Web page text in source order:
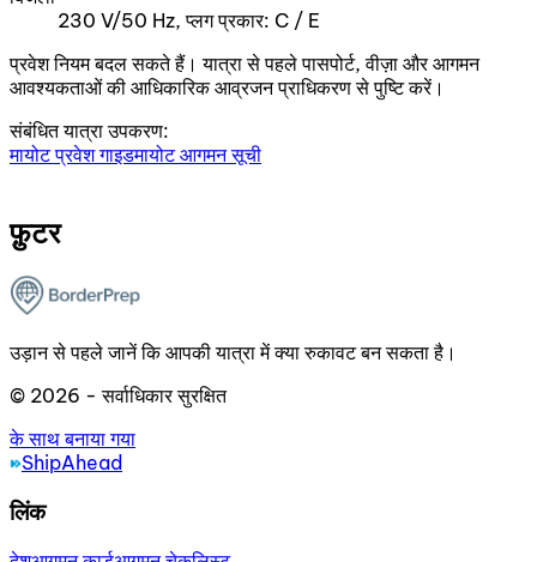
230 V/50 Hz, प्लग प्रकार: C / E
प्रवेश नियम बदल सकते हैं। यात्रा से पहले पासपोर्ट, वीज़ा और आगमन
आवश्यकताओं की आधिकारिक आव्रजन प्राधिकरण से पुष्टि करें।
संबंधित यात्रा उपकरण:
मायोट प्रवेश गाइडमायोट आगमन सूची
फ़ुटर
उड़ान से पहले जानें कि आपकी यात्रा में क्या रुकावट बन सकता है।
© 2026 - सर्वाधिकार सुरक्षित
के साथ बनाया गया
ShipAhead
लिंक